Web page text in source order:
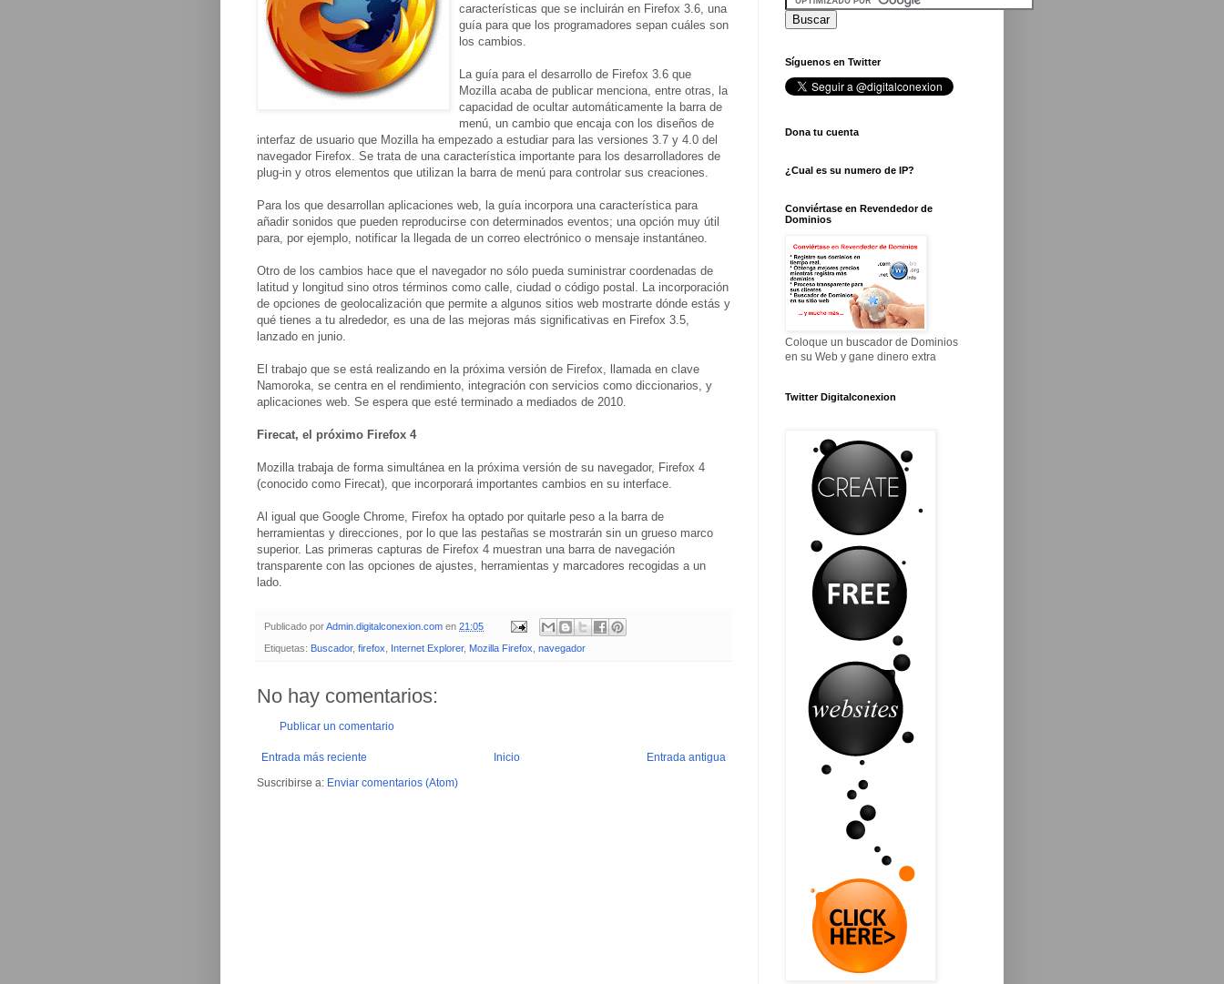
características que se incluirán en Firefox 3.6, una
guía para que los programadores sepan cuáles son
los cambios.
La guía para el desarrollo de Firefox 3.6 que
Mozilla acaba de publicar menciona, entre otras, la
capacidad de ocultar automáticamente la barra de
menú, un cambio que encaja con los diseños de
interfaz de usuario que Mozilla ha empezado a estudiar para las versiones 3.7 y 4.0 del
navegador Firefox. Se trata de una característica importante para los desarrolladores de
plug-in y otros elementos que utilizan la barra de menú para controlar sus creaciones.
Para los que desarrollan aplicaciones web, la guía incorpora una característica para
añadir sonidos que pueden reproducirse con determinados eventos; una opción muy útil
para, por ejemplo, notificar la llegada de un correo electrónico o mensaje instantáneo.
Otro de los cambios hace que el navegador no sólo pueda suministrar coordenadas de
latitud y longitud sino otros términos como calle, ciudad o código postal. La incorporación
de opciones de geolocalización que permite a algunos sitios web mostrarte dónde estás y
qué tienes a tu alrededor, es una de las mejoras más significativas en Firefox 3.5,
lanzado en junio.
El trabajo que se está realizando en la próxima versión de Firefox, llamada en clave
Namoroka, se centra en el rendimiento, integración con servicios como diccionarios, y
aplicaciones web. Se espera que esté terminado a mediados de 2010.
Firecat, el próximo Firefox 4
Mozilla trabaja de forma simultánea en la próxima versión de su navegador, Firefox 4
(conocido como Firecat), que incorporará importantes cambios en su interface.
Al igual que Google Chrome, Firefox ha optado por quitarle peso a la barra de
herramientas y direcciones, por lo que las pestañas se mostrarán sin un grueso marco
superior. Las primeras capturas de Firefox 4 muestran una barra de navegación
transparente con las opciones de ajustes, herramientas y marcadores recogidas a un
lado.
Publicado porAdmin.digitalconexion.com en 21:05
Etiquetas: Buscador, firefox Internet Explorer, Mozilla Firefox navegador
No hay comentarios:
Publicar un comentario
Entrada más reciente Entrada antigua
Inicio
Suscribirse a: Enviar comentarios (Atom)
Síguenos en Twitter
Dona tu cuenta
¿Cual es su numero de IP?
Conviértase en Revendedor de
Dominios
Coloque un buscador de Dominios
en su Web y gane dinero extra
Twitter Digitalconexion